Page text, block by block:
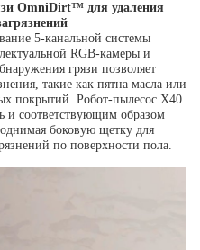
OmniDirt™ для удаления
5-канальной системы
RGB-камеры и
грязи позволяет
такие как пятна масла или
покрытий. Робот-пылесос X40
и соответствующим образом
боковую щетку для
по поверхности пола.